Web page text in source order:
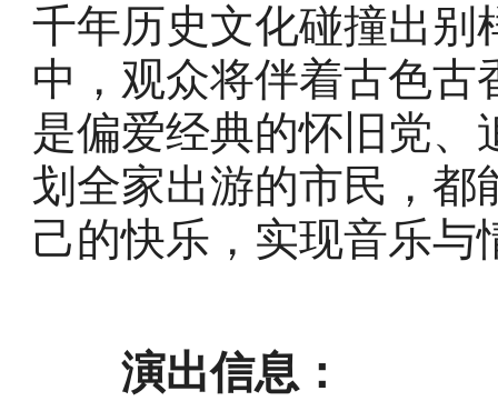
千年历史文化碰撞出别
中，观众将伴着古色
是偏爱经典的怀旧党
划全家出游的市民，都
己的快乐，实现音乐与
演出信息：